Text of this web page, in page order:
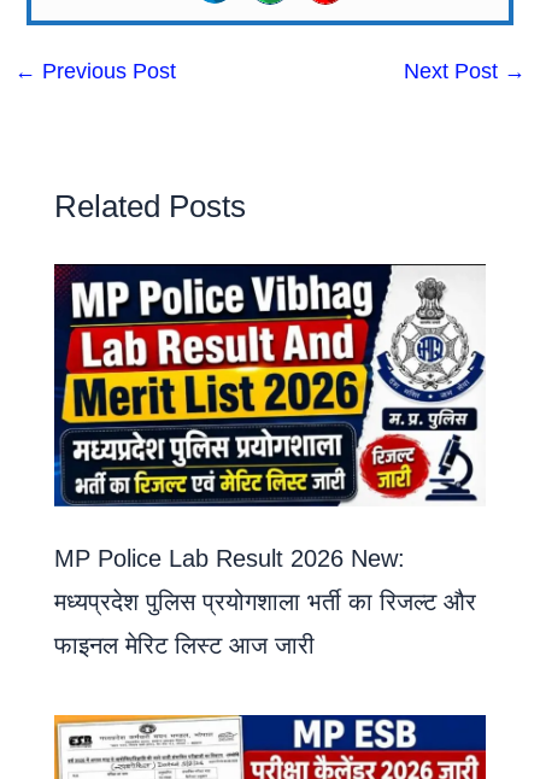
← Previous Post Next Post →
Related Posts
MP Police Lab Result 2026 New:
मध्यप्रदेश पुलिस प्रयोगशाला भर्ती का रिजल्ट और
फाइनल मेरिट लिस्ट आज जारी